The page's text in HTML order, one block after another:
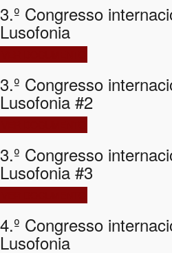
3.º Congresso
Lusofonia
3.º Congresso
Lusofonia #2
3.º Congresso
Lusofonia #3
4.º Congresso
Lusofonia